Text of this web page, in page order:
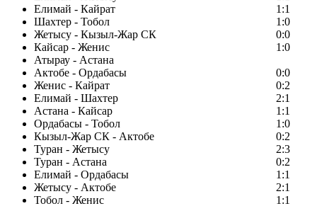
Елимай - Кайрат
1:1
Шахтер - Тобол
1:0
Жетысу - Кызыл-Жар СК
0:0
Кайсар - Женис
1:0
Атырау - Астана
Актобе - Ордабасы
0:0
Женис - Кайрат
0:2
Елимай - Шахтер
2:1
Астана - Кайсар
1:1
Ордабасы - Тобол
1:0
Кызыл-Жар СК - Актобе
0:2
Туран - Жетысу
2:3
Туран - Астана
0:2
Елимай - Ордабасы
1:1
Жетысу - Актобе
2:1
Тобол - Женис
1:1